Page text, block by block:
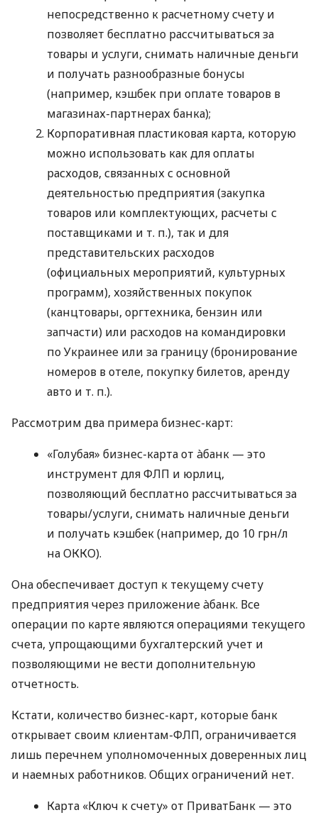
непосредственно к расчетному счету и
позволяет бесплатно рассчитываться за
товары и услуги, снимать наличные деньги
и получать разнообразные бонусы
(например, кэшбек при оплате товаров в
магазинах-партнерах банка);
Корпоративная пластиковая карта, которую
можно использовать как для оплаты
расходов, связанных с основной
деятельностью предприятия (закупка
товаров или комплектующих, расчеты с
поставщиками и т. п.), так и для
представительских расходов
(официальных мероприятий, культурных
программ), хозяйственных покупок
(канцтовары, оргтехника, бензин или
запчасти) или расходов на командировки
по Украинее или за границу (бронирование
номеров в отеле, покупку билетов, аренду
авто и т. п.).
Рассмотрим два примера бизнес-карт:
«Голубая» бизнес-карта от àбанк — это
инструмент для ФЛП и юрлиц,
позволяющий бесплатно рассчитываться за
товары/услуги, снимать наличные деньги
и получать кэшбек (например, до 10 грн/л
на ОККО).
Она обеспечивает доступ к текущему счету
предприятия через приложение àбанк. Все
операции по карте являются операциями текущего
счета, упрощающими бухгалтерский учет и
позволяющими не вести дополнительную
отчетность.
Кстати, количество бизнес-карт, которые банк
открывает своим клиентам-ФЛП, ограничивается
лишь перечнем уполномоченных доверенных лиц
и наемных работников. Общих ограничений нет.
Карта «Ключ к счету» от ПриватБанк — это